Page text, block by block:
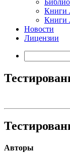
Книги
Книги
Новости
Лицензии
Авторы